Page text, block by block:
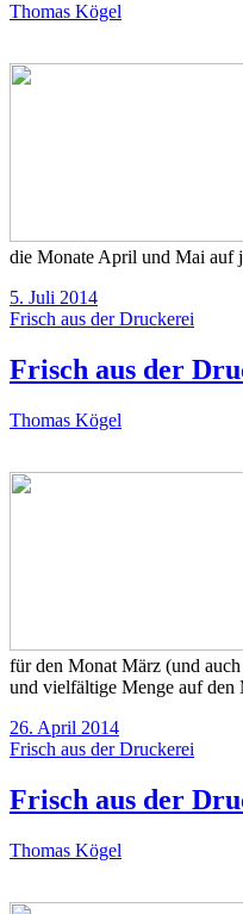
Thomas Kögel
die Monate April und Mai auf
5. Juli 2014
Frisch aus der Druckerei
Frisch aus der
Thomas Kögel
für den Monat März (und
und vielfältige Menge auf den
26. April 2014
Frisch aus der Druckerei
Frisch aus der
Thomas Kögel